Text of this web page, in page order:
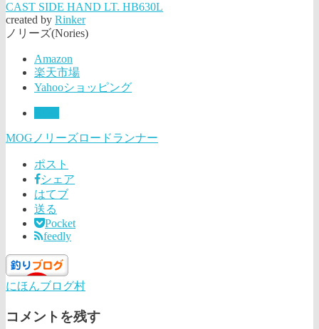
CAST SIDE HAND LT. HB630L
created by Rinker
ノリーズ(Nories)
Amazon
楽天市場
Yahooショッピング
MOG ノリーズロードランナー
ポスト
シェア
はてブ
送る
Pocket
feedly
にほんブログ村
コメントを残す